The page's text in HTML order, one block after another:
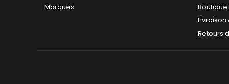
Marques
Retours